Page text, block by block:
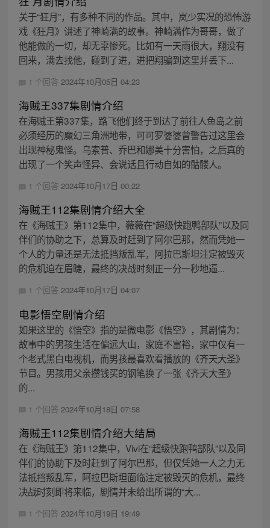
关于“狂月”，有多种不同的作品。其中，岚少实况的恐怖游
戏《狂月》讲述了神崎满的故事。神崎满作为哥哥，做了
他能做的一切，却无辜惨死。比如有一天雨很大，翔没有
回来，满去找他，碰到了进，进把翔骗到这里并丢下...
1 个回答 2024年10月05日 04:23
海贼王337集剧情介绍
在海贼王第337集，路飞他们终于到达了前往人鱼岛之前
必须经历的魔幻三角洲地带，可可罗婆婆曾警告过这里会
出现神秘鬼怪。乌索普、乔巴和娜美十分害怕，之后真的
出现了一个笑声怪异、会说话且行动自如的骷髅人。
1 个回答 2024年10月17日 00:22
海贼王112集剧情介绍大全
在《海贼王》第112集中，薇薇在“超级快跑鸭部队”以及同
伴们的协助之下，总算及时赶到了阿尔巴那，然而凭她一
个人的力量还是无法抵挡叛乱军，阿拉巴斯坦注定被毁灭
的危机迫在眉睫，最终的决战时刻正一分一秒地逼...
1 个回答 2024年10月17日 04:07
电影悟空剧情介绍
如果这里的《悟空》指的是微电影《悟空》，其剧情为：
故事中的男孩生活在偏远大山，家庭不富裕，家中仅有一
个老式黑白电视机，而男孩最喜欢看播放的《齐天大圣》
节目。男孩用父亲攒钱买的钢笔换了一张《齐天大圣》
的...
1 个回答 2024年10月18日 07:58
海贼王112集剧情介绍大结局
在《海贼王》第112集中，Vivi在“超级快跑鸭部队”以及同
伴们的协助下及时赶到了阿尔巴那，但仅凭她一人之力无
法抵挡叛乱军，阿拉巴斯坦面临注定被毁灭的危机，最终
决战时刻即将来临，剧情并未给出所谓的“大...
1 个回答 2024年10月19日 19:49